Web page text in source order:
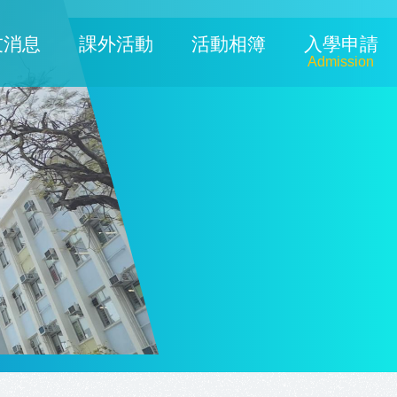
息 課外活動 活動相簿 入學申請
Admission